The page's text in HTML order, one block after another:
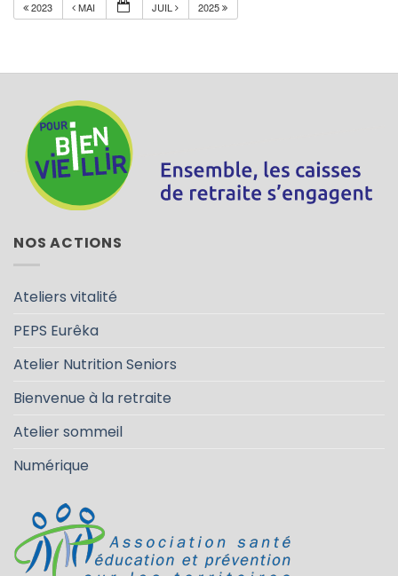
2023 MAI JUIL 2025
NOS ACTIONS
Ateliers vitalité
PEPS Eurêka
Atelier Nutrition Seniors
Bienvenue à la retraite
Atelier sommeil
Numérique